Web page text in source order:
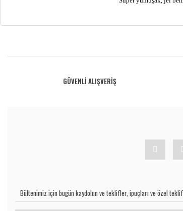
Görüş ve önerileriniz için teşekkür ederiz.
Ürün resmi kalitesiz, bozuk veya görüntülenemiyor.
GÜVENLİ ALIŞVERİŞ